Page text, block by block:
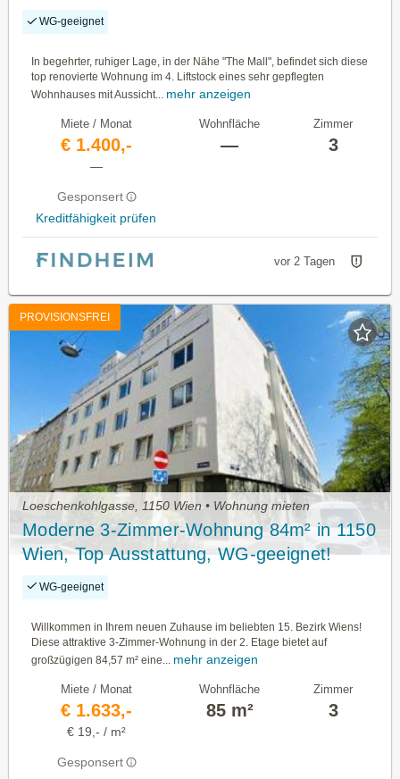
WG-geeignet
In begehrter, ruhiger Lage, in der Nähe "The Mall", befindet sich diese
top renovierte Wohnung im 4. Liftstock eines sehr gepflegten
Wohnhauses mit Aussicht... mehr anzeigen
Miete / Monat
€ 1.400,-
—
Gesponsert
Kreditfähigkeit prüfen
Wohnfläche
—
Zimmer
3
vor 2 Tagen
PROVISIONSFREI
Loeschenkohlgasse, 1150 Wien • Wohnung mieten
Moderne 3-Zimmer-Wohnung 84m² in 1150
Wien, Top Ausstattung, WG-geeignet!
WG-geeignet
Willkommen in Ihrem neuen Zuhause im beliebten 15. Bezirk Wiens!
Diese attraktive 3-Zimmer-Wohnung in der 2. Etage bietet auf
großzügigen 84,57 m² eine...
mehr anzeigen
Miete / Monat
€ 1.633,-
€ 19,- / m²
Gesponsert
Wohnfläche
85 m²
Zimmer
3